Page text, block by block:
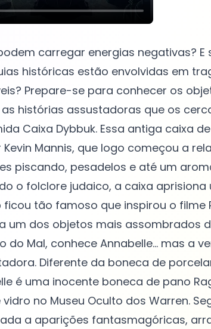
carregar energias negativas? E
históricas estão envolvidas em
Prepare-se para conhecer os
histórias assustadoras que os
Caixa Dybbuk. Essa antiga caixa
Mannis, que logo começou a
piscando, pesadelos e até um
o folclore judaico, a caixa aprisiona
tão famoso que inspirou o filme
um dos objetos mais assombrados
do Mal, conhece Annabelle... mas a
Diferente da boneca de
é uma inocente boneca de pano
no Museu Oculto dos Warren.
a aparições fantasmagóricas,